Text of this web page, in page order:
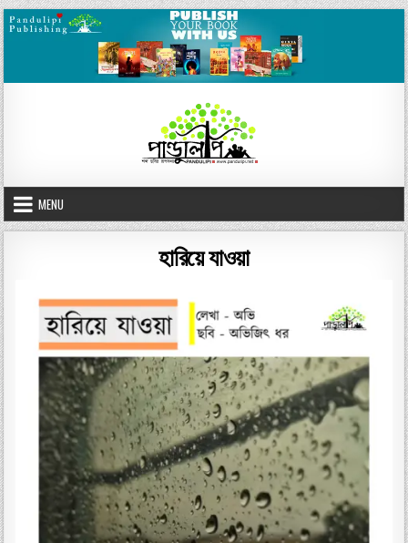
Skip
to
content
MENU
হারিয়ে যাওয়া